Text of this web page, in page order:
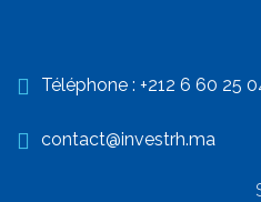
Téléphone : +212 6 60 25
contact@investrh.ma